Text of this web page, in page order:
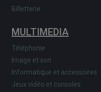
Billetterie
MULTIMEDIA
Téléphonie
Image et son
Informatique et accessoires
Jeux vidéo et consoles